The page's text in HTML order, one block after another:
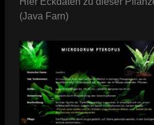
(Java Farn)